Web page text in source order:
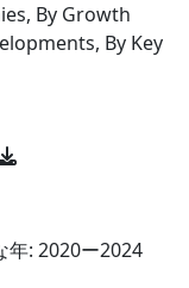
By Growth
By Key
年: 2020ー2024